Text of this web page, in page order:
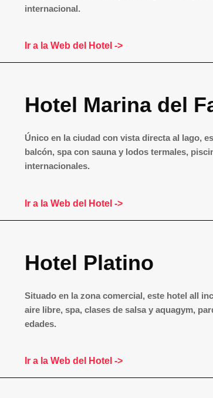
internacional.
Ir a la Web del Hotel ->
Hotel Marina del
Único en la ciudad con vista directa al lago,
balcón, spa con sauna y lodos termales,
internacionales.
Ir a la Web del Hotel ->
Hotel Platino
Situado en la zona comercial, este hotel all
aire libre, spa, clases de salsa y aquagym,
edades.
Ir a la Web del Hotel ->